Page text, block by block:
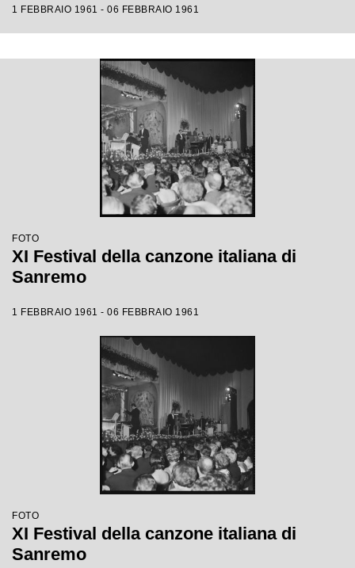
1 FEBBRAIO 1961 - 06 FEBBRAIO 1961
FOTO
XI Festival della canzone italiana di
Sanremo
1 FEBBRAIO 1961 - 06 FEBBRAIO 1961
FOTO
XI Festival della canzone italiana di
Sanremo